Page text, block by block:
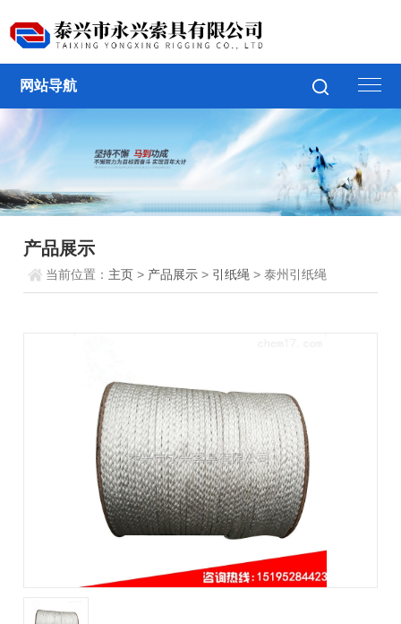
网站导航
产品展示
当前位置： 主页 > 产品展示 > 引纸绳 > 泰州引纸绳